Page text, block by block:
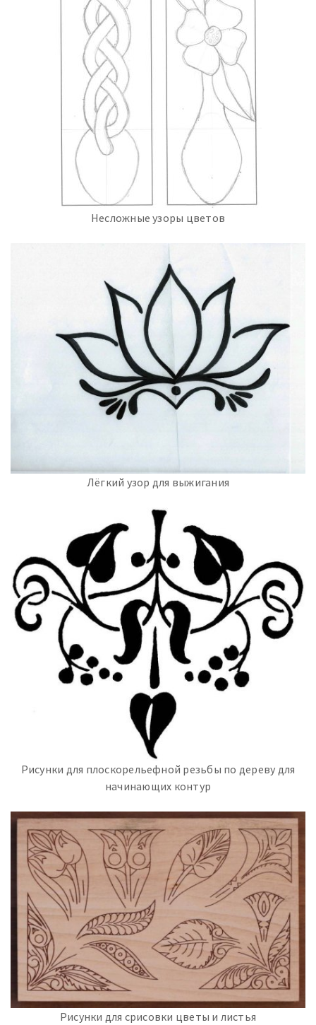
Несложные узоры цветов
Лёгкий узор для выжигания
Рисунки для плоскорельефной резьбы по дереву для
начинающих контур
Рисунки для срисовки цветы и листья